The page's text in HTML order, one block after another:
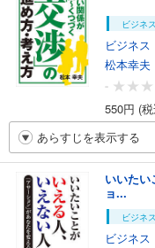
ビジネ
ビジネス
松本幸夫
-
550円 (
あらすじを表示する
いいた
ョ...
ビジネ
ビジネス